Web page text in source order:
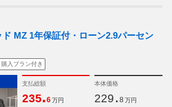
MZ 1年保証付・ローン2.9パーセン
購入プラン付き
支払総額
235.6 万円
本体価格
229. 8 万円